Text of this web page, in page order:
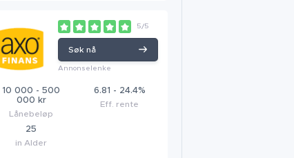
5/5
Søk nå
Annonselenke
10 000 - 500
000 kr
Lånebeløp
6.81 - 24.4%
Eff. rente
25
in Alder